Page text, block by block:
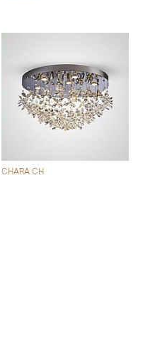
CHARA CH